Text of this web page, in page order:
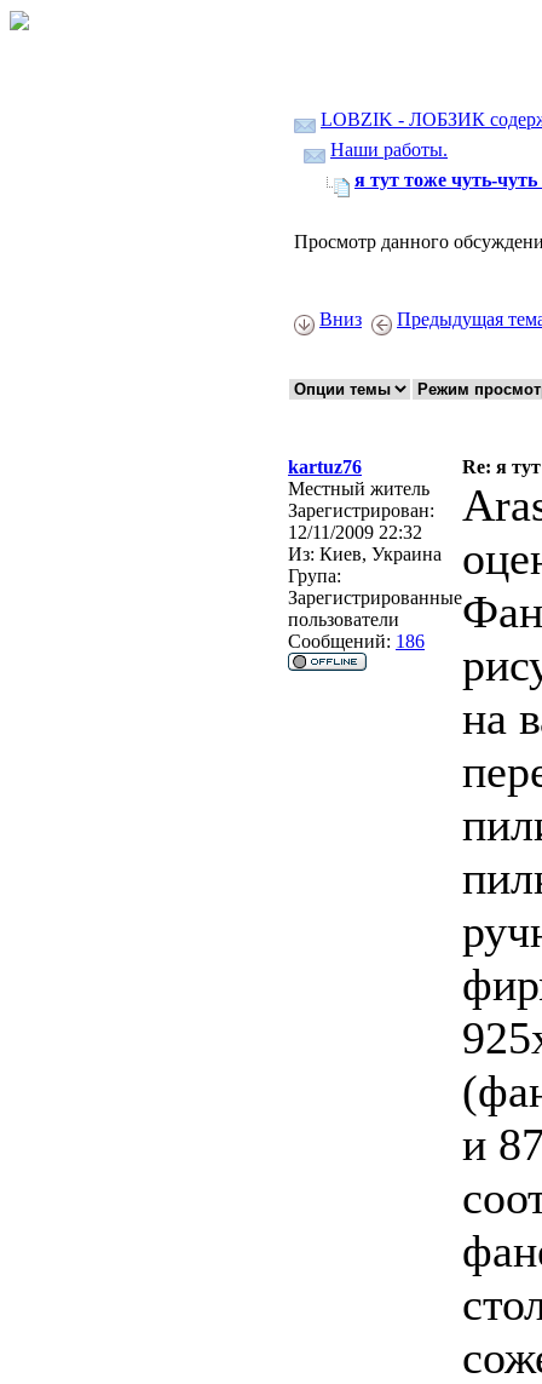
LOBZIK - ЛОБЗИК
Наши работы.
я тут тоже чуть-
Просмотр данного
Вниз Предыдущая
kartuz76
Re: я
Местный житель
Зарегистрирован:
12/11/2009 22:32
Из: Киев, Украина
Група:
Зарегистрированные
пользователи
Сообщений: 186
на
и